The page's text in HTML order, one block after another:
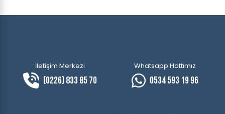
İletişim Merkezi
(0226) 833 85 70
Whatsapp Hattımız
0534 593 19 96